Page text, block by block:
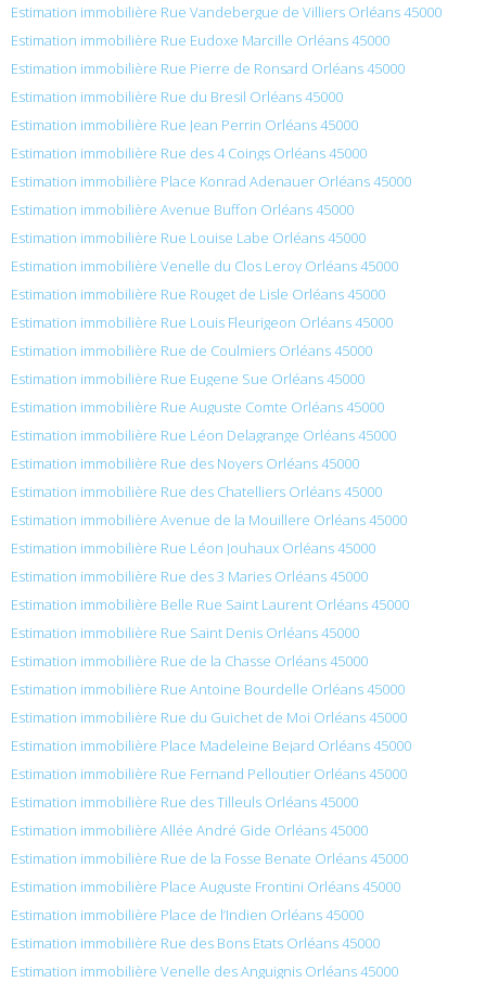
Estimation immobilière Rue Vandebergue de Villiers Orléans 45000
Estimation immobilière Rue Eudoxe Marcille Orléans 45000
Estimation immobilière Rue Pierre de Ronsard Orléans 45000
Estimation immobilière Rue du Bresil Orléans 45000
Estimation immobilière Rue Jean Perrin Orléans 45000
Estimation immobilière Rue des 4 Coings Orléans 45000
Estimation immobilière Place Konrad Adenauer Orléans 45000
Estimation immobilière Avenue Buffon Orléans 45000
Estimation immobilière Rue Louise Labe Orléans 45000
Estimation immobilière Venelle du Clos Leroy Orléans 45000
Estimation immobilière Rue Rouget de Lisle Orléans 45000
Estimation immobilière Rue Louis Fleurigeon Orléans 45000
Estimation immobilière Rue de Coulmiers Orléans 45000
Estimation immobilière Rue Eugene Sue Orléans 45000
Estimation immobilière Rue Auguste Comte Orléans 45000
Estimation immobilière Rue Léon Delagrange Orléans 45000
Estimation immobilière Rue des Noyers Orléans 45000
Estimation immobilière Rue des Chatelliers Orléans 45000
Estimation immobilière Avenue de la Mouillere Orléans 45000
Estimation immobilière Rue Léon Jouhaux Orléans 45000
Estimation immobilière Rue des 3 Maries Orléans 45000
Estimation immobilière Belle Rue Saint Laurent Orléans 45000
Estimation immobilière Rue Saint Denis Orléans 45000
Estimation immobilière Rue de la Chasse Orléans 45000
Estimation immobilière Rue Antoine Bourdelle Orléans 45000
Estimation immobilière Rue du Guichet de Moi Orléans 45000
Estimation immobilière Place Madeleine Bejard Orléans 45000
Estimation immobilière Rue Fernand Pelloutier Orléans 45000
Estimation immobilière Rue des Tilleuls Orléans 45000
Estimation immobilière Allée André Gide Orléans 45000
Estimation immobilière Rue de la Fosse Benate Orléans 45000
Estimation immobilière Place Auguste Frontini Orléans 45000
Estimation immobilière Place de l’Indien Orléans 45000
Estimation immobilière Rue des Bons Etats Orléans 45000
Estimation immobilière Venelle des Anguignis Orléans 45000